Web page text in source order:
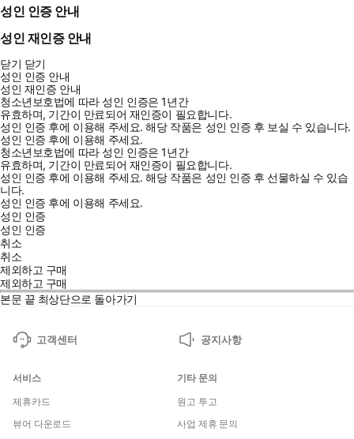
성인 인증 안내
성인 재인증 안내
닫기 닫기
성인 인증 안내
성인 재인증 안내
청소년보호법에 따라 성인 인증은 1년간
유효하며, 기간이 만료되어 재인증이 필요합니다.
성인 인증 후에 이용해 주세요.해당 작품은 성인 인증 후 보실 수 있습니다.
성인 인증 후에 이용해 주세요.
청소년보호법에 따라 성인 인증은 1년간
유효하며, 기간이 만료되어 재인증이 필요합니다.
성인 인증 후에 이용해 주세요.해당 작품은 성인 인증 후 선물하실 수 있습
니다.
성인 인증 후에 이용해 주세요.
성인 인증
성인 인증
취소
취소
제외하고 구매
제외하고 구매
본문 끝 최상단으로 돌아가기
고객센터 공지사항
서비스
제휴카드
뷰어 다운로드
기타 문의
원고 투고
사업 제휴 문의